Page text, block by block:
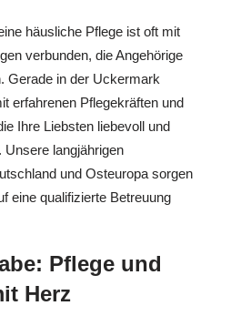
häusliche Pflege ist oft mit
verbunden, die Angehörige
Gerade in der Uckermark
erfahrenen Pflegekräften und
Ihre Liebsten liebevoll und
langjährigen
und Osteuropa sorgen
eine qualifizierte Betreuung
Pflege und
Herz